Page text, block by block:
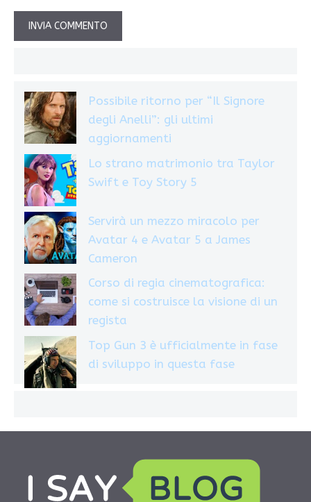
Possibile ritorno per “Il Signore
degli Anelli”: gli ultimi
aggiornamenti
Lo strano matrimonio tra Taylor
Swift e Toy Story 5
Servirà un mezzo miracolo per
Avatar 4 e Avatar 5 a James
Cameron
Corso di regia cinematografica:
come si costruisce la visione di un
regista
Top Gun 3 è ufficialmente in fase
di sviluppo in questa fase